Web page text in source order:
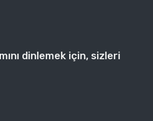
dinlemek için, sizleri